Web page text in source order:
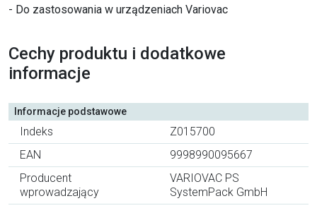
- Do zastosowania w urządzeniach Variovac
Cechy produktu i dodatkowe
informacje
Informacje podstawowe
Indeks
Z015700
EAN
9998990095667
Producent
wprowadzający
VARIOVAC PS
SystemPack GmbH